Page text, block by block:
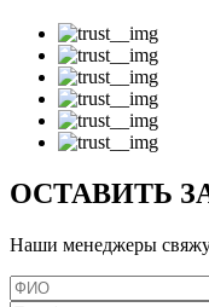
ОСТАВИТЬ
Наши менеджеры